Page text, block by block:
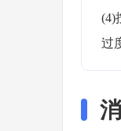
(4)
过